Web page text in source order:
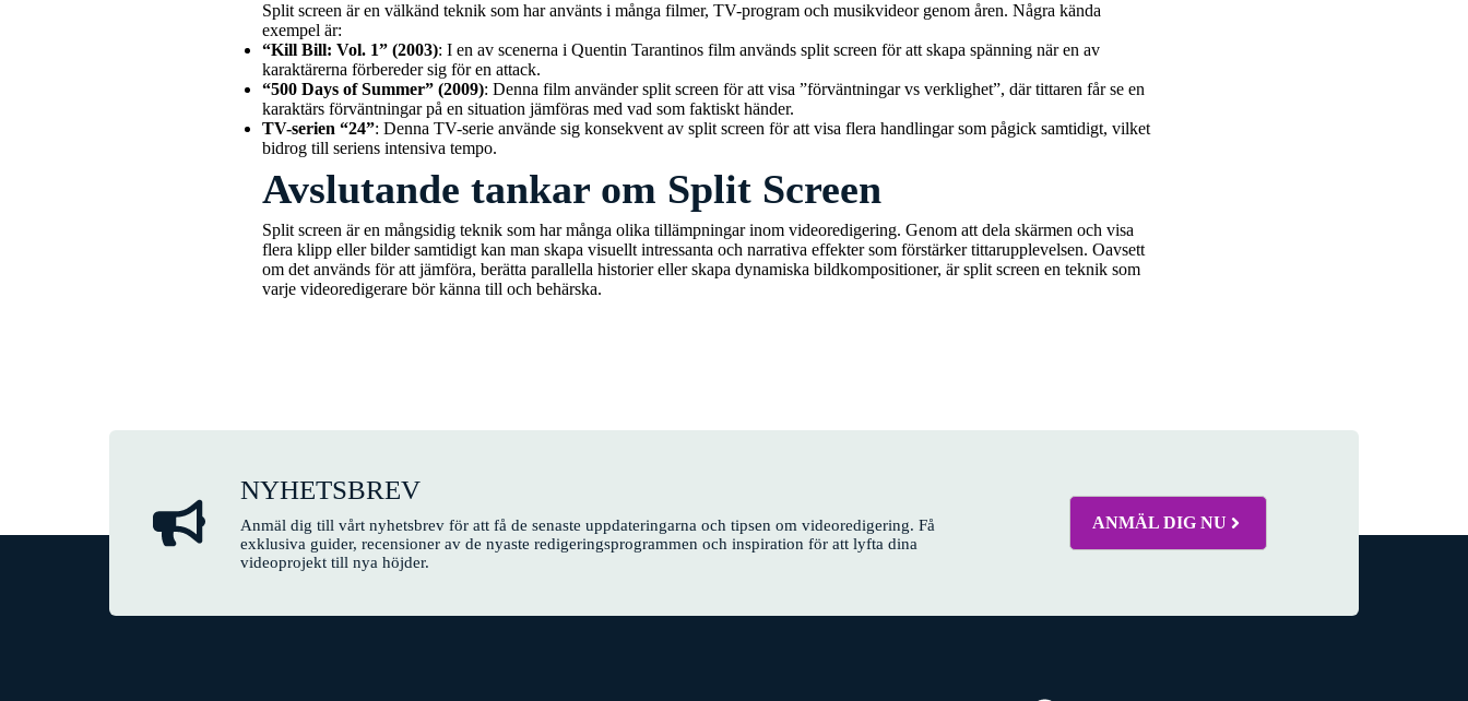
Split screen är en välkänd teknik som har använts i många filmer, TV-program och musikvideor genom åren. Några kända
exempel är:
“Kill Bill: Vol. 1” (2003): I en av scenerna i Quentin Tarantinos film används split screen för att skapa spänning när en av
karaktärerna förbereder sig för en attack.
“500 Days of Summer” (2009): Denna film använder split screen för att visa ”förväntningar vs verklighet”, där tittaren får se en
karaktärs förväntningar på en situation jämföras med vad som faktiskt händer.
TV-serien “24”: Denna TV-serie använde sig konsekvent av split screen för att visa flera handlingar som pågick samtidigt, vilket
bidrog till seriens intensiva tempo.
Avslutande tankar om Split Screen
Split screen är en mångsidig teknik som har många olika tillämpningar inom videoredigering. Genom att dela skärmen och visa
flera klipp eller bilder samtidigt kan man skapa visuellt intressanta och narrativa effekter som förstärker tittarupplevelsen. Oavsett
om det används för att jämföra, berätta parallella historier eller skapa dynamiska bildkompositioner, är split screen en teknik som
varje videoredigerare bör känna till och behärska.
NYHETSBREV
Anmäl dig till vårt nyhetsbrev för att få de senaste uppdateringarna och tipsen om videoredigering. Få
exklusiva guider, recensioner av de nyaste redigeringsprogrammen och inspiration för att lyfta dina
videoprojekt till nya höjder.
ANMÄL DIG NU